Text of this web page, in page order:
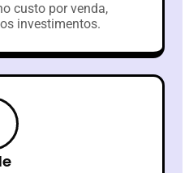
custo por venda,
investimentos.